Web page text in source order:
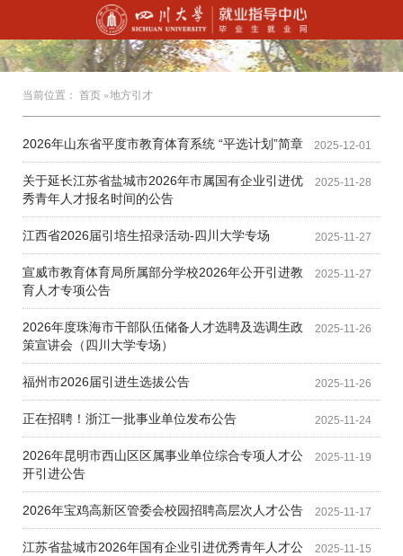
当前位置： 首页 »地方引才
2025-12-01
2026年山东省平度市教育体育系统 “平选计划”简章
2025-11-28
关于延长江苏省盐城市2026年市属国有企业引进优
秀青年人才报名时间的公告
2025-11-27
江西省2026届引培生招录活动-四川大学专场
2025-11-27
宣威市教育体育局所属部分学校2026年公开引进教
育人才专项公告
2025-11-26
2026年度珠海市干部队伍储备人才选聘及选调生政
策宣讲会（四川大学专场）
2025-11-26
福州市2026届引进生选拔公告
2025-11-24
正在招聘！浙江一批事业单位发布公告
2025-11-19
2026年昆明市西山区区属事业单位综合专项人才公
开引进公告
2025-11-17
2026年宝鸡高新区管委会校园招聘高层次人才公告
2025-11-15
江苏省盐城市2026年国有企业引进优秀青年人才公